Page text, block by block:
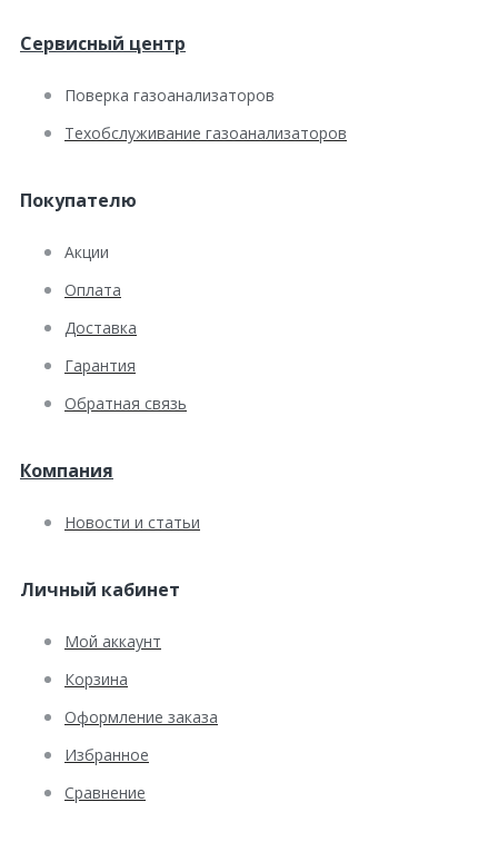
Сервисный центр
Поверка газоанализаторов
Техобслуживание газоанализаторов
Покупателю
Акции
Оплата
Доставка
Гарантия
Обратная связь
Компания
Новости и статьи
Личный кабинет
Мой аккаунт
Корзина
Оформление заказа
Избранное
Сравнение